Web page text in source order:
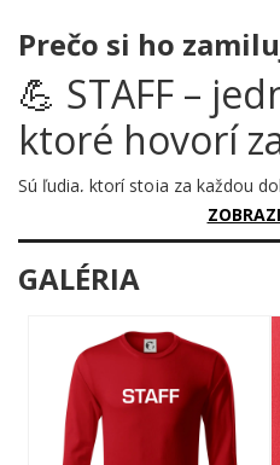
Prečo si ho
💪 STAFF –
ktoré hovorí
Sú ľudia, ktorí stoja za každou
prevádzkou či organizáciou.
nich by sa celá vec rozpadla
im vzdáva hold – jednoducho,
autoritou. Tučné písmo, žiadne
Prečo je tento
Jednoduchosť je najväčšia sila
písmo na bielom podklade –
prvky. Len slovo, ktoré samo o
GALÉRIA